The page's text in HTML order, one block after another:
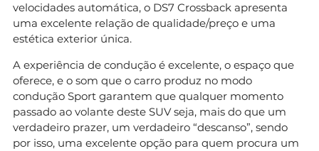
velocidades automática, o DS7 Crossback apresenta
uma excelente relação de qualidade/preço e uma
estética exterior única.
A experiência de condução é excelente, o espaço que
oferece, e o som que o carro produz no modo
condução Sport garantem que qualquer momento
passado ao volante deste SUV seja, mais do que um
verdadeiro prazer, um verdadeiro “descanso”, sendo
por isso, uma excelente opção para quem procura um